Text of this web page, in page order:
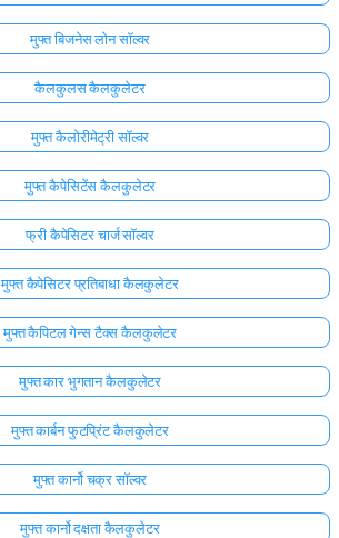
मुफ्त बिजनेस लोन सॉल्वर
कैलकुलस कैलकुलेटर
मुफ्त कैलोरीमेट्री सॉल्वर
मुफ्त कैपेसिटेंस कैलकुलेटर
फ्री कैपेसिटर चार्ज सॉल्वर
मुफ्त कैपेसिटर प्रतिबाधा कैलकुलेटर
मुफ्त कैपिटल गेन्स टैक्स कैलकुलेटर
मुफ्त कार भुगतान कैलकुलेटर
मुफ्त कार्बन फुटप्रिंट कैलकुलेटर
मुफ्त कार्नो चक्र सॉल्वर
मुफ्त कार्नो दक्षता कैलकुलेटर